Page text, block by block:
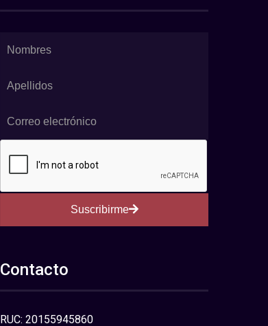
Suscribirme
Contacto
RUC: 20155945860